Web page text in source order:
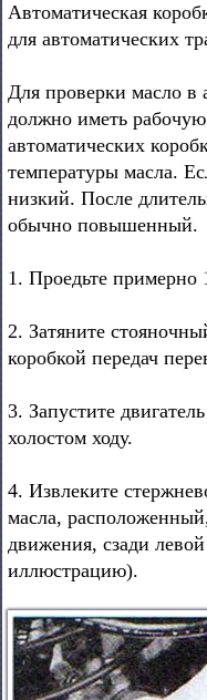
Автоматическая
для автоматических
Для проверки масло в
должно иметь
автоматических
температуры масла.
низкий. После
обычно повышенный.
1. Проедьте примерно
2. Затяните
коробкой передач
3. Запустите
холостом ходу.
4. Извлеките
масла,
движения, сзади
иллюстрацию).